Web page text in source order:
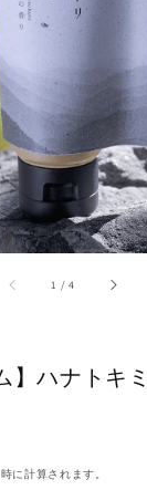
ー
ビ
ュ
ー
で
掲
載
さ
て
デ
ィ
開
1 //4
】ハナトキ
に計算されます。